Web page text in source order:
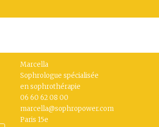
Marcella
Sophrologue spécialisée
en sophrothérapie
06 60 62 08 00
marcella@sophropower.com
Paris 15e